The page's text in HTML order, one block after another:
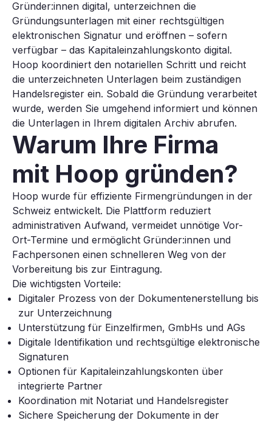
Gründer:innen digital, unterzeichnen die
Gründungsunterlagen mit einer rechtsgültigen
elektronischen Signatur und eröffnen – sofern
verfügbar – das Kapitaleinzahlungskonto digital.
Hoop koordiniert den notariellen Schritt und reicht
die unterzeichneten Unterlagen beim zuständigen
Handelsregister ein. Sobald die Gründung verarbeitet
wurde, werden Sie umgehend informiert und können
die Unterlagen in Ihrem digitalen Archiv abrufen.
Warum Ihre Firma
mit Hoop gründen?
Hoop wurde für effiziente Firmengründungen in der
Schweiz entwickelt. Die Plattform reduziert
administrativen Aufwand, vermeidet unnötige Vor-
Ort-Termine und ermöglicht Gründer:innen und
Fachpersonen einen schnelleren Weg von der
Vorbereitung bis zur Eintragung.
Die wichtigsten Vorteile:
Digitaler Prozess von der Dokumentenerstellung bis
zur Unterzeichnung
Unterstützung für Einzelfirmen, GmbHs und AGs
Digitale Identifikation und rechtsgültige elektronische
Signaturen
Optionen für Kapitaleinzahlungskonten über
integrierte Partner
Koordination mit Notariat und Handelsregister
Sichere Speicherung der Dokumente in der